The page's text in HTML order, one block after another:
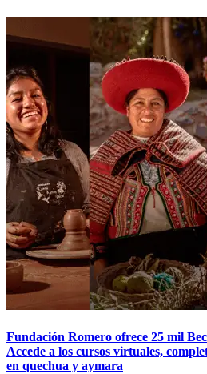
Fundación Romero ofrece 25 mil
Accede a los cursos virtuales,
en quechua y aymara